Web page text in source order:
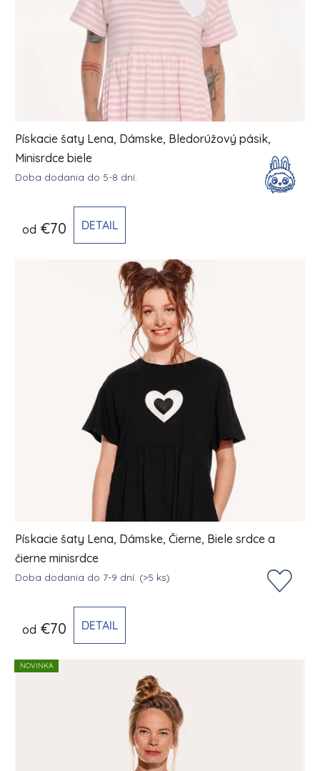
Pískacie šaty Lena, Dámske, Bledorúžový pásik,
Minisrdce biele
Doba dodania do 5-8 dní.
od €70 DETAIL
Pískacie šaty Lena, Dámske, Čierne, Biele srdce a
čierne minisrdce
Doba dodania do 7-9 dní. (>5 ks)
od €70 DETAIL
NOVINKA